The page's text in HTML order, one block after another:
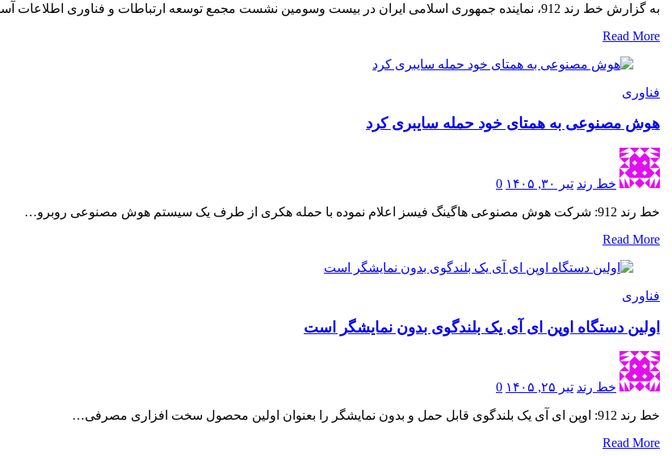
به گزارش خط رند 912، نماینده جمهوری اسلامی ایران در بیست وسومین نشست مجمع توسعه ارتباطات و فناوری اطلاعات آسیا…
Read More
فناوری
هوش مصنوعی به همتای خود حمله سایبری کرد
خط رند تیر ۳۰, ۱۴۰۵ 0
خط رند 912: شرکت هوش مصنوعی هاگینگ فیسز اعلام نموده با حمله هکری از طرف یک سیستم هوش مصنوعی روبرو…
Read More
فناوری
اولین دستگاه اوپن ای آی یک بلندگوی بدون نمایشگر است
خط رند تیر ۲۵, ۱۴۰۵ 0
خط رند 912: اوپن ای آی یک بلندگوی قابل حمل و بدون نمایشگر را بعنوان اولین محصول سخت افزاری مصرفی…
Read More